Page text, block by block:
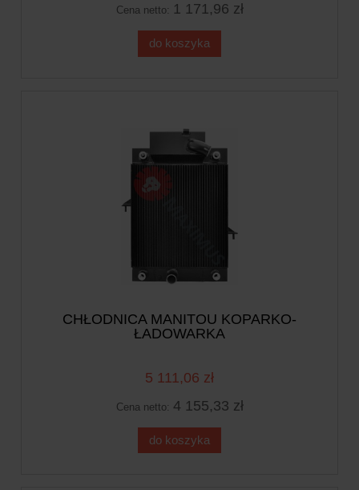
Cena netto: 1 171,96 zł
do koszyka
CHŁODNICA MANITOU KOPARKO-
ŁADOWARKA
5 111,06 zł
Cena netto: 4 155,33 zł
do koszyka